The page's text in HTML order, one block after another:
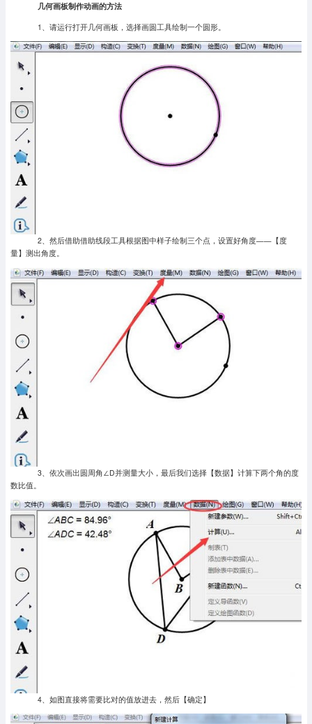
几何画板制作动画的方法
1、请运行打开几何画板，选择画圆工具绘制一个圆形。
2、然后借助借助线段工具根据图中样子绘制三个点，设置好角度——【度
量】测出角度。
3、依次画出圆周角∠D并测量大小，最后我们选择【数据】计算下两个角的度
数比值。
4、如图直接将需要比对的值放进去，然后【确定】